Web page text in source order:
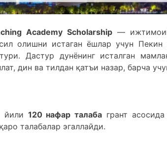
Academy Scholarship —
олишни истаган ёшлар учун Пекин
Дастур дунёнинг исталган
дин ва тилдан қатъи назар, барча
йили 120 нафар талаба грант
талабалар эгаллайди.